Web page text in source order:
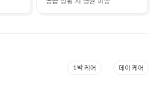
1박 케어 데이 케어